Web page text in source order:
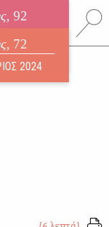
, 92
περιοδικό
2026
, 72
2024